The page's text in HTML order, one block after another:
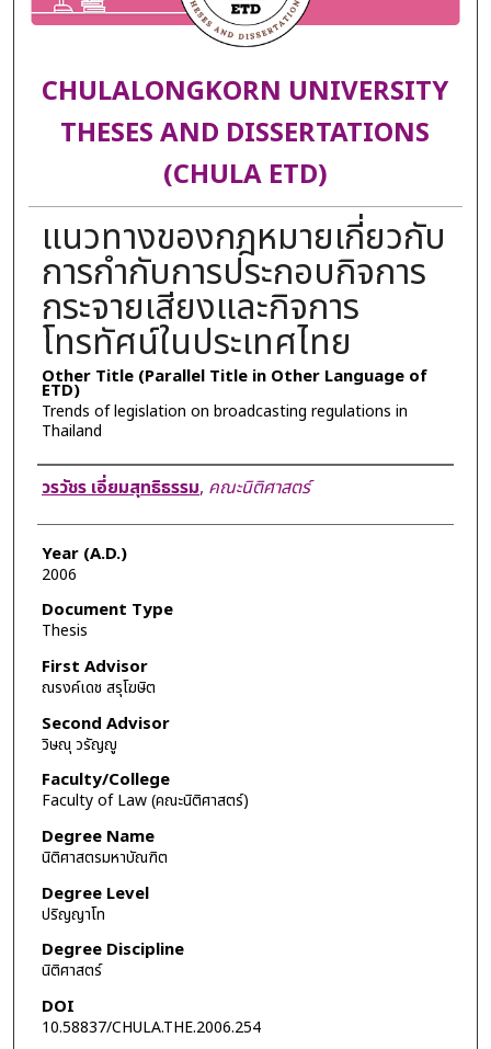
CHULALONGKORN UNIVERSITY
THESES AND DISSERTATIONS
(CHULA ETD)
แนวทางของกฎหมายเกี่ยวกับ
การกำกับการประกอบกิจการ
กระจายเสียงและกิจการ
โทรทัศน์ในประเทศไทย
Other Title (Parallel Title in Other Language of
ETD)
Trends of legislation on broadcasting regulations in
Thailand
Author
วรวัชร เอี่ยมสุทธิธรรม, คณะนิติศาสตร์
Year (A.D.)
2006
Document Type
Thesis
First Advisor
ณรงค์เดช สรุโฆษิต
Second Advisor
วิษณุ วรัญญู
Faculty/College
Faculty of Law (คณะนิติศาสตร์)
Degree Name
นิติศาสตรมหาบัณฑิต
Degree Level
ปริญญาโท
Degree Discipline
นิติศาสตร์
DOI
10.58837/CHULA.THE.2006.254